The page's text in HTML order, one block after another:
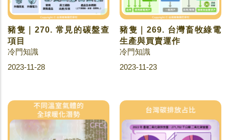
豬隻｜270. 常見的碳盤查
項目
冷門知識
2023-11-28
豬隻｜269. 台灣畜牧綠電
生產與買賣運作
冷門知識
2023-11-23